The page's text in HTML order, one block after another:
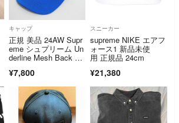
キャップ
正規 美品 24AW Supr
eme シュプリーム Un
derline Mesh Back 5-
Q♪
¥7,800
スニーカー
supreme NIKE エアフ
ォース1 新品未使
用 正規品 24cm
¥21,380